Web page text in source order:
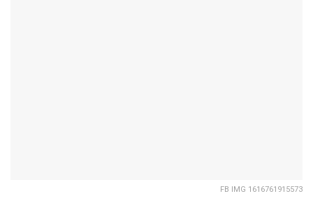
FB IMG 1616761915573